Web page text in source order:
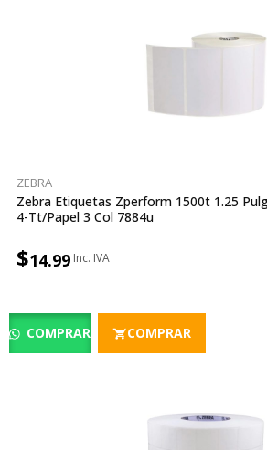
ZEBRA
Zebra Etiquetas Zperform 1500t 1.25
4-Tt/papel 3 Col 7884u
$14.99
COMPRAR COMPRAR